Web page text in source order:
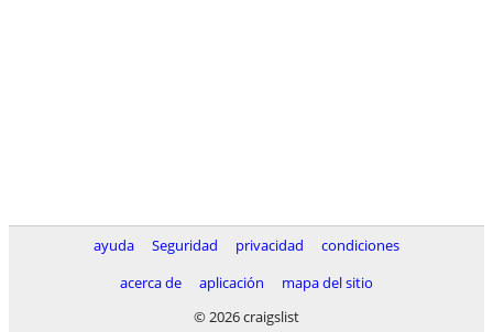
ayuda Seguridad privacidad
condiciones
acerca de
aplicación
mapa del sitio
© 2026 craigslist